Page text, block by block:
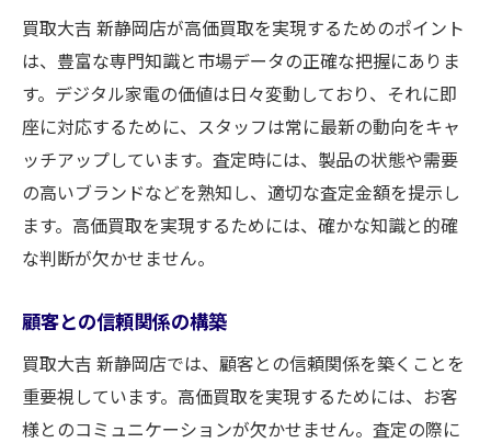
買取大吉 新静岡店が高価買取を実現するためのポイント
は、豊富な専門知識と市場データの正確な把握にありま
す。デジタル家電の価値は日々変動しており、それに即
座に対応するために、スタッフは常に最新の動向をキャ
ッチアップしています。査定時には、製品の状態や需要
の高いブランドなどを熟知し、適切な査定金額を提示し
ます。高価買取を実現するためには、確かな知識と的確
な判断が欠かせません。
顧客との信頼関係の構築
買取大吉 新静岡店では、顧客との信頼関係を築くことを
重要視しています。高価買取を実現するためには、お客
様とのコミュニケーションが欠かせません。査定の際に